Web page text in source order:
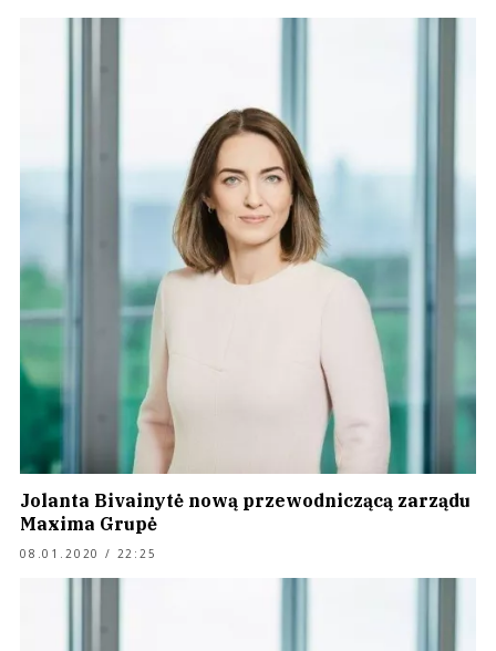
Jolanta Bivainytė nową przewodniczącą zarządu
Maxima Grupė
08.01.2020 / 22:25